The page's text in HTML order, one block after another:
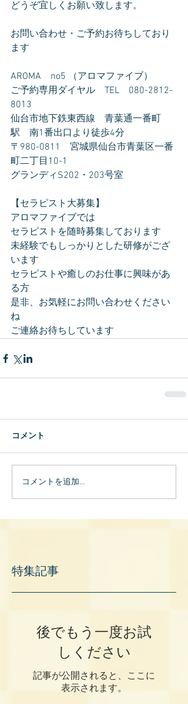
どうぞ宜しくお願い致します。
お問い合わせ・ご予約お待ちしており
ます
AROMA　no5 （アロマファイブ）
ご予約専用ダイヤル　TEL　080-2812-
8013
仙台市地下鉄東西線　青葉通一番町
駅　南1番出口より徒歩4分
〒980-0811　宮城県仙台市青葉区一番
町二丁目10-1
グランディS202・203号室
【セラピスト大募集】
アロマファイブでは
セラピストを随時募集しております
未経験でもしっかりとした研修がござ
います
セラピストや癒しのお仕事に興味があ
る方
是非、お気軽にお問い合わせください
ね
ご連絡お待ちしています
コメント
コメントを追加…
特集記事
後でもう一度お試
しください
記事が公開されると、ここに
表示されます。